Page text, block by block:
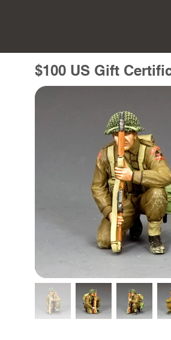
$100 US Gift